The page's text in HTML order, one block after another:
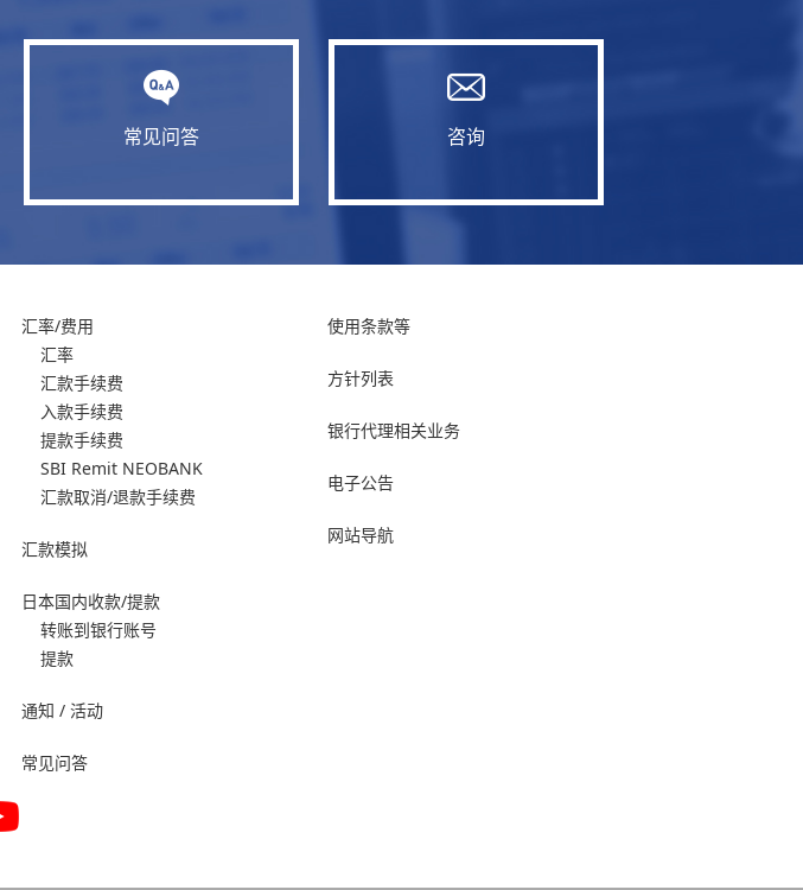
常见问答 咨询
汇率/费用
汇率
汇款手续费
入款手续费
提款手续费
SBI Remit NEOBANK
汇款取消/退款手续费
汇款模拟
日本国内收款/提款
转账到银行账号
提款
通知 / 活动
常见问答
使用条款等
方针列表
银行代理相关业务
电子公告
网站导航